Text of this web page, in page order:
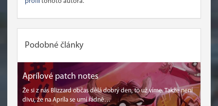
Podobné články
Aprílové patch notes
Že si z nás Blizzard občas dělá dobrý den, to už víme. Takže není
divu, že na Apríla se umí řádně…